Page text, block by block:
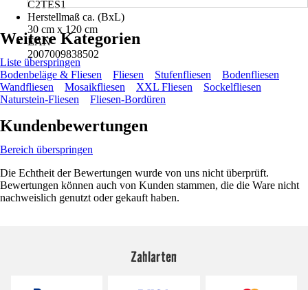
C2TES1
Herstellmaß ca. (BxL)
30 cm x 120 cm
EAN
2007009838502
Weitere Kategorien
Liste überspringen
Bodenbeläge & Fliesen
Fliesen Stufenfliesen
Bodenfliesen
Wandfliesen
Mosaikfliesen XXL Fliesen
Sockelfliesen
Naturstein-Fliesen
Fliesen-Bordüren
Kundenbewertungen
Bereich überspringen
Die Echtheit der Bewertungen wurde von uns nicht überprüft.
Bewertungen können auch von Kunden stammen, die die Ware nicht
nachweislich genutzt oder gekauft haben.
Zahlarten